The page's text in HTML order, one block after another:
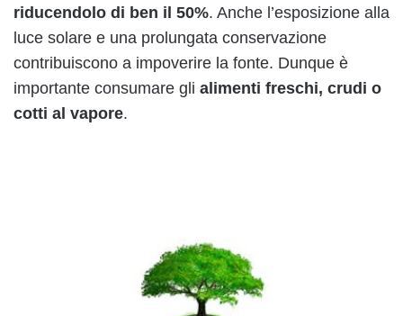
riducendolo di ben il 50%. Anche l’esposizione alla
luce solare e una prolungata conservazione
contribuiscono a impoverire la fonte. Dunque è
importante consumare gli alimenti freschi, crudi o
cotti al vapore.